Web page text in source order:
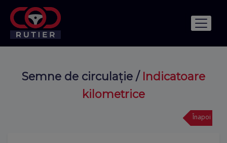
Semne de circulație / Indicatoare
kilometrice
Înapoi